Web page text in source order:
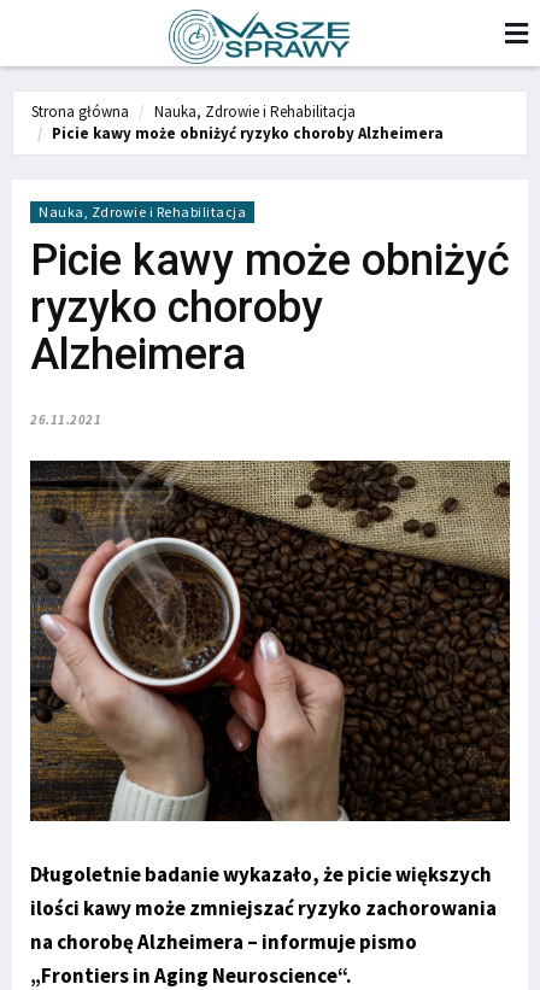
Strona główna
Nauka, Zdrowie i Rehabilitacja
Picie kawy może obniżyć ryzyko choroby Alzheimera
Nauka, Zdrowie i Rehabilitacja
Picie kawy może obniżyć
ryzyko choroby
Alzheimera
26.11.2021
Długoletnie badanie wykazało, że picie większych
ilości kawy może zmniejszać ryzyko zachorowania
na chorobę Alzheimera – informuje pismo
„Frontiers in Aging Neuroscience“.